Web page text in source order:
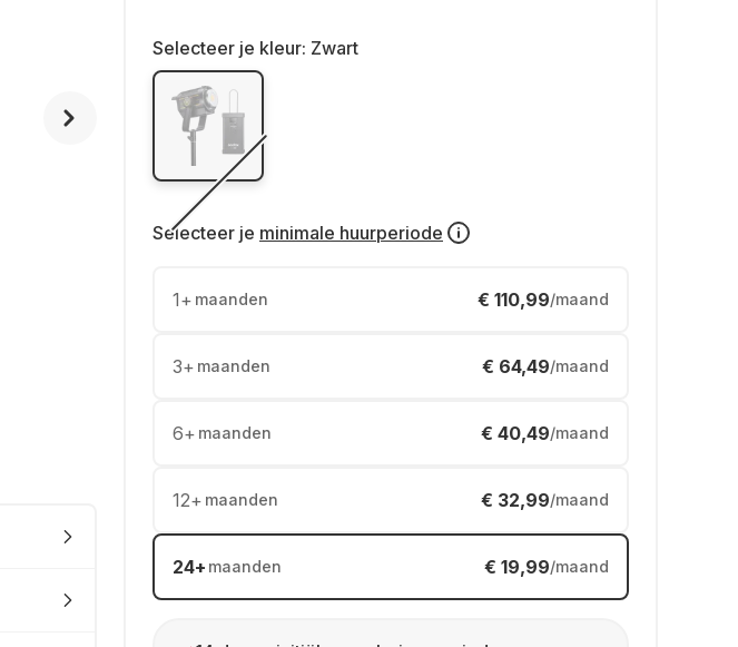
Selecteer je kleur: Zwart
Selecteer je minimale huurperiode
1+ maanden € 110,99/maand
3+ maanden € 64,49/maand
6+ maanden € 40,49/maand
12+ maanden € 32,99/maand
24+ maanden € 19,99/maand